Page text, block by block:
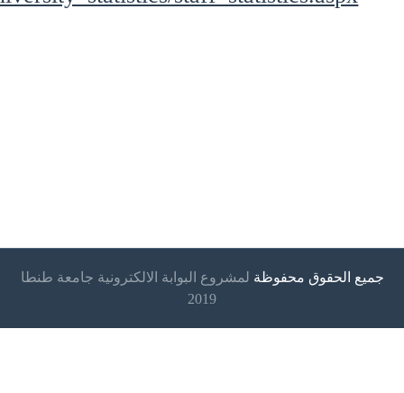
جميع الحقوق محفوظة لمشروع البوابة الالكترونية جامعة طنطا
2019